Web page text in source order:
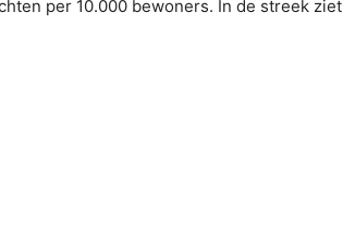
per 10.000 bewoners. In de streek ziet